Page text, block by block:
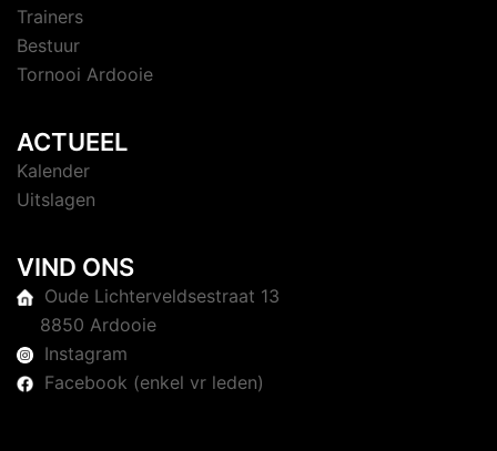
Trainers
Bestuur
Tornooi Ardooie
ACTUEEL
Kalender
Uitslagen
VIND ONS
Oude Lichterveldsestraat 13
8850 Ardooie
Instagram
Facebook (enkel vr leden)